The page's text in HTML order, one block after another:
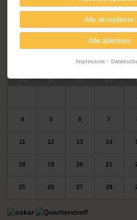
Wir bitten um eine Spende zur Deckung
Lebensmittel.
Montag Dienstag Mittwoch Donnerstag
4 5 6 7
11 12 13 14
18 19 20 21
25 26 27 28
Alle akzeptieren
Alle ablehnen
Impressum